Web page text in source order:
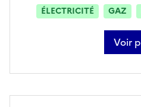
ÉLECTRICITÉ
GAZ
Voir
sur